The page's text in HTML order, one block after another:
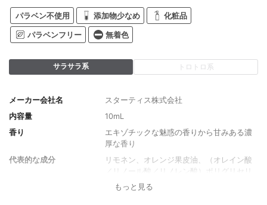
パラベン不使用 添加物少なめ 化粧品
パラベンフリー 無着色
サラサラ系 トロトロ系
メーカー会社名
スターティス株式会社
内容量
10mL
香り
エキゾチックな魅惑の香りから甘みある濃
厚な香り
代表的な成分
リモネン、オレンジ果皮油、（オレイン酸
／リノール酸／リノレン酸）ポリグリセリ
ズ、レモン果皮油、イランイラン花油、ラ
もっと見る